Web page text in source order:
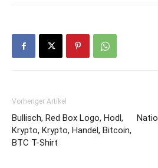
Vorheriger Artikel
Bullisch, Red Box Logo, Hodl,
Krypto, Krypto, Handel, Bitcoin,
BTC T-Shirt